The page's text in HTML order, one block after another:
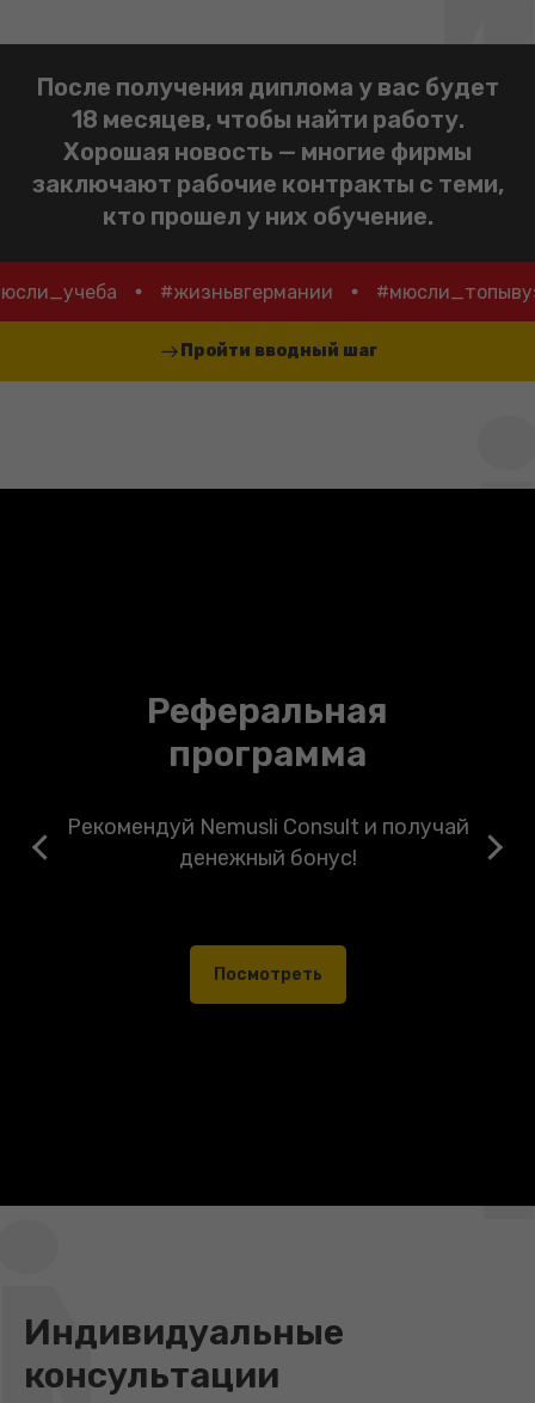
После получения диплома у вас будет
18 месяцев, чтобы найти работу.
Хорошая новость — многие фирмы
заключают рабочие контракты с теми,
кто прошел у них обучение.
#мюсли_учеба #жизньвгермании
Пройти вводный шаг
Реферальная
программа
Рекомендуй Nemusli Consult и получай
денежный бонус!
Посмотреть
Индивидуальные
консультации